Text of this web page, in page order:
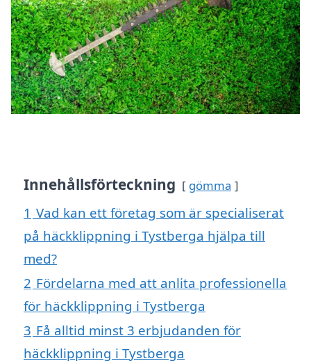
Innehållsförteckning gömma
1 Vad kan ett företag som är specialiserat
på häckklippning i Tystberga hjälpa till
med?
2 Fördelarna med att anlita professionella
för häckklippning i Tystberga
3 Få alltid minst 3 erbjudanden för
häckklippning i Tystberga